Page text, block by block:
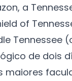
a
of
Tennessee
de dois
maiores